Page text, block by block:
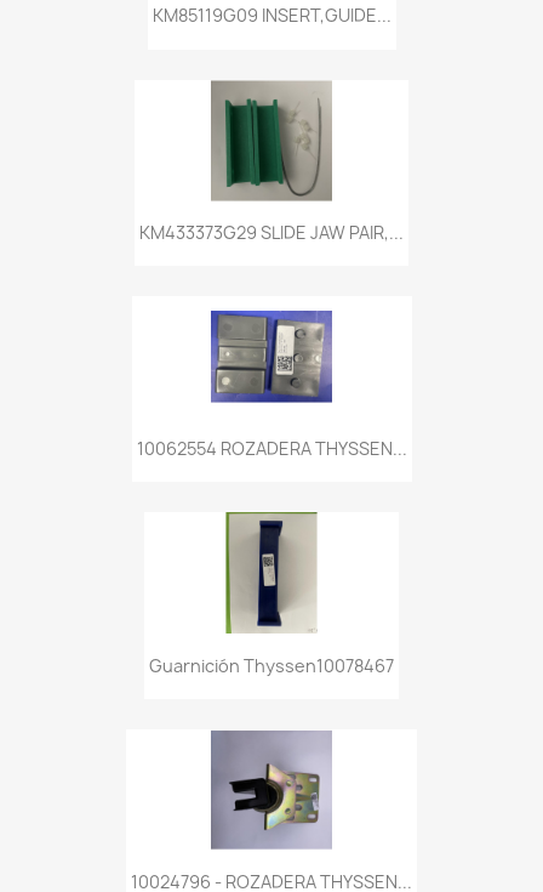
KM85119G09 INSERT,GUIDE...
KM433373G29 SLIDE JAW PAIR,...
10062554 ROZADERA THYSSEN...
Guarnición Thyssen10078467
10024796 - ROZADERA THYSSEN...